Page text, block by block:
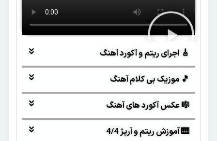
🎸 اجرای ریتم و آکورد آهنگ
🎵 موزیک بی کلام آهنگ
🎼 عکس آکورد های آهنگ
🎹 آموزش ریتم و آرپژ 4/4